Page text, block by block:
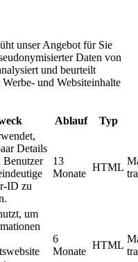
unser Angebot für Sie
Daten von
und beurteilt
und Websiteinhalte
Ablauf Typ
Details
Benutzer
ID zu
13
Monate
HTML
um
6
Monate
HTML